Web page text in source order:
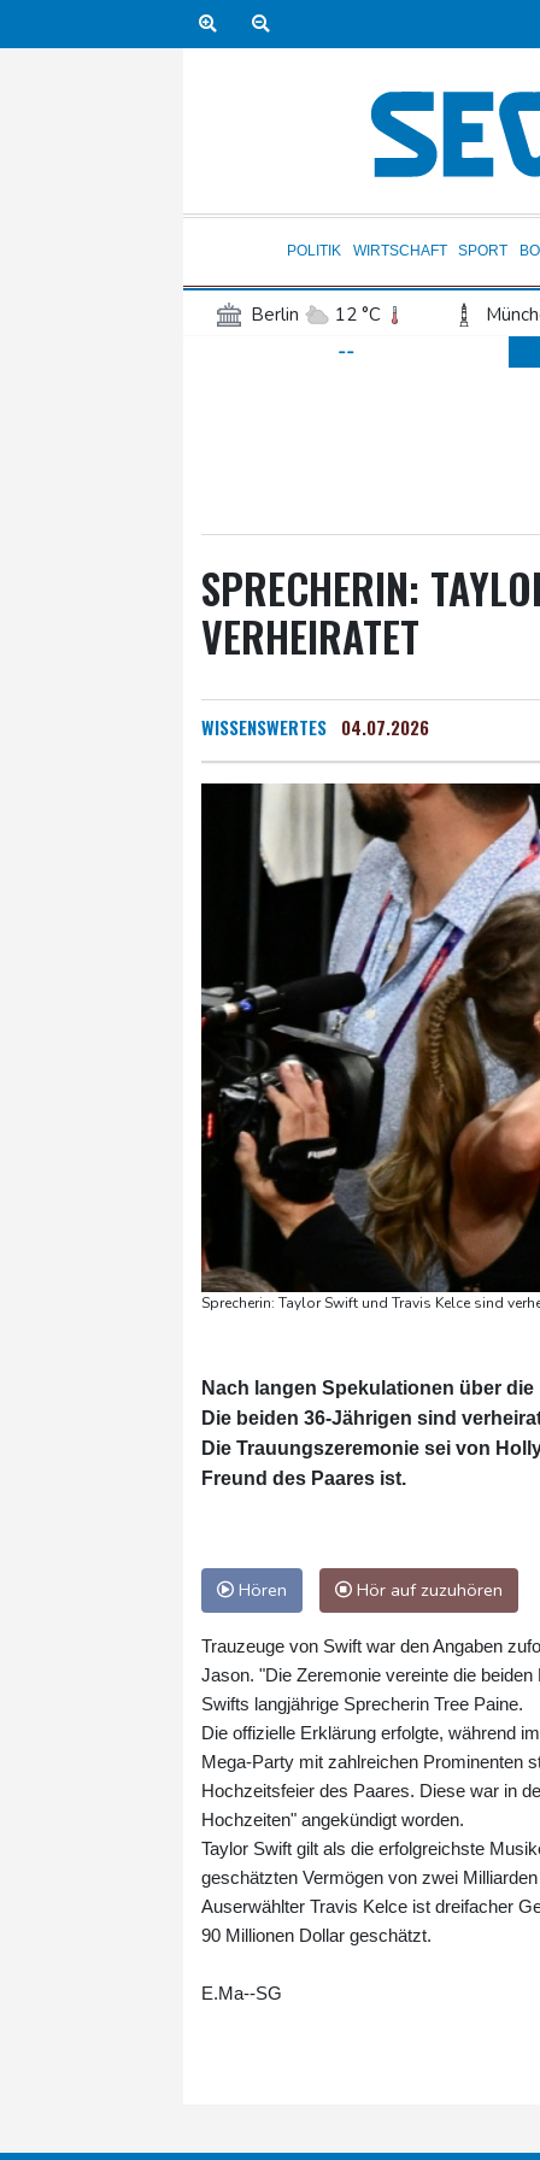
POLITIK WIRTSCHAFT SPORT
Berlin 12 °C
Frankfurt am Main
--
SPRECHERIN:
VERHEIRATET
WISSENSWERTES 04.07.2026
Sprecherin: Taylor Swift und Travis Kelce sind
Nach langen Spekulationen über
Die beiden 36-Jährigen sind
Die Trauungszeremonie sei von
Freund des Paares ist.
Hören Hör auf zuzuhören
Trauzeuge von Swift war den Angaben
Jason. "Die Zeremonie vereinte die
Swifts langjährige Sprecherin Tree Paine.
Die offizielle Erklärung erfolgte, während
Mega-Party mit zahlreichen Prominenten
Hochzeitsfeier des Paares. Diese war in
Hochzeiten" angekündigt worden.
Taylor Swift gilt als die erfolgreichste
geschätzten Vermögen von zwei
Auserwählter Travis Kelce ist dreifacher
90 Millionen Dollar geschätzt.
E.Ma--SG